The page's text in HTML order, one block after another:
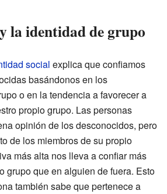
la identidad de grupo
social explica que confiamos
basándonos en los
o en la tendencia a favorecer a
propio grupo. Las personas
opinión de los desconocidos, pero
de los miembros de su propio
más alta nos lleva a confiar más
grupo que en alguien de fuera. Esto
también sabe que pertenece a